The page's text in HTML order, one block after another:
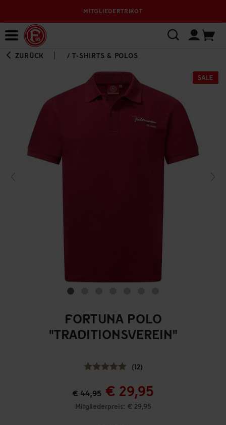
MITGLIEDERTRIKOT
ZURÜCK /T-SHIRTS & POLOS
FORTUNA POLO
"TRADITIONSVEREIN"
(12)
€ 44,95 € 29,95
Mitgliederpreis: € 29,95